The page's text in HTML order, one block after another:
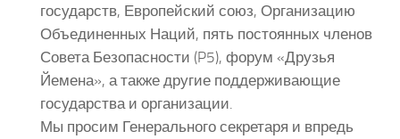
государств, Европейский союз, Организацию
Объединенных Наций, пять постоянных членов
Совета Безопасности (P5), форум «Друзья
Йемена», а также другие поддерживающие
государства и организации.
Мы просим Генерального секретаря и впредь